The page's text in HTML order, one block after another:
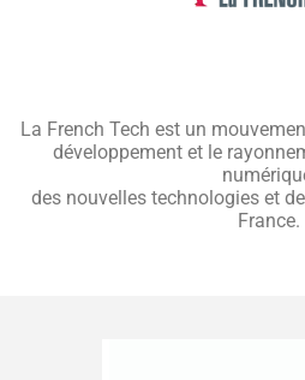
La French Tech est un
développement et le
des nouvelles technologies et
France.